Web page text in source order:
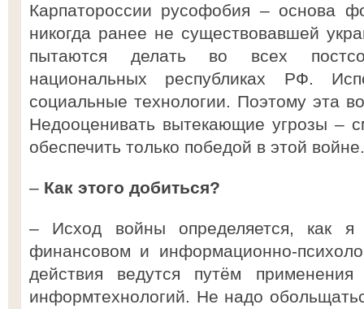
Карпатороссии русофобия – основа
никогда ранее не существовавшей
пытаются делать во всех
национальных республиках РФ.
социальные технологии. Поэтому эта
Недооценивать вытекающие угрозы –
обеспечить только победой в этой войне.
– Как этого добиться?
– Исход войны определяется, как
финансовом и информационно-
действия ведутся путём
информтехнологий. Не надо